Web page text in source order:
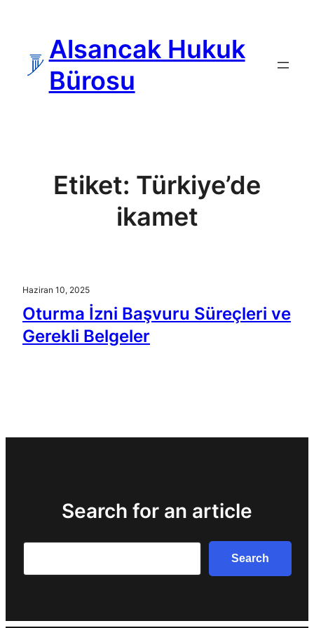
Alsancak Hukuk
Bürosu
Etiket: Türkiye’de
ikamet
Haziran 10, 2025
Oturma İzni Başvuru Süreçleri ve
Gerekli Belgeler
Search for an article
Search